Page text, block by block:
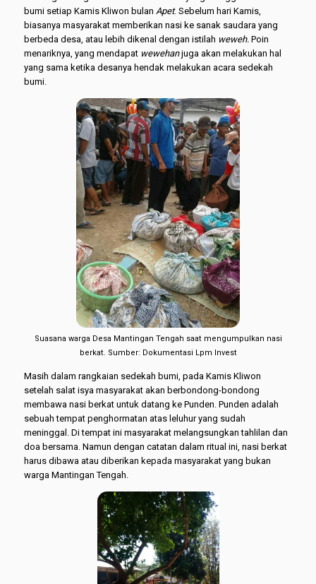
bumi setiap Kamis Kliwon bulan Apet. Sebelum hari Kamis,
biasanya masyarakat memberikan nasi ke sanak saudara yang
berbeda desa, atau lebih dikenal dengan istilah weweh. Poin
menariknya, yang mendapat wewehanjuga akan melakukan hal
yang sama ketika desanya hendak melakukan acara sedekah
bumi.
Suasana warga Desa Mantingan Tengah saat mengumpulkan nasi
berkat. Sumber: Dokumentasi Lpm Invest
Masih dalam rangkaian sedekah bumi, pada Kamis Kliwon
setelah salat isya masyarakat akan berbondong-bondong
membawa nasi berkat untuk datang ke Punden. Punden adalah
sebuah tempat penghormatan atas leluhur yang sudah
meninggal. Di tempat ini masyarakat melangsungkan tahlilan dan
doa bersama. Namun dengan catatan dalam ritual ini, nasi berkat
harus dibawa atau diberikan kepada masyarakat yang bukan
warga Mantingan Tengah.